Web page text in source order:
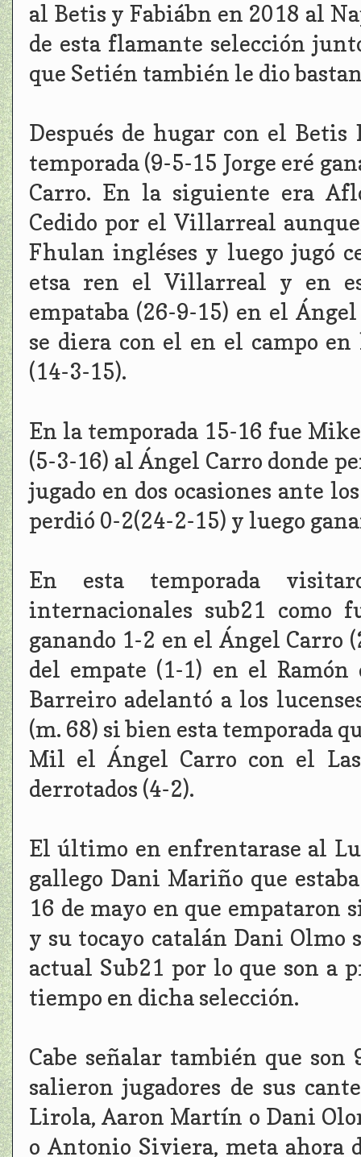
al Betis y Fabiábn en 2018 al
de esta flamante selección
que Setién también le dio
Después de hugar con el
temporada (9-5-15 Jorge eré
Carro. En la siguiente era
Cedido por el Villarreal
Fhulan ingléses y luego jugó
etsa ren el Villarreal y en
empataba (26-9-15) en el
se diera con el en el campo
(14-3-15).
En la temporada 15-16 fue
(5-3-16) al Ángel Carro donde
jugado en dos ocasiones ante
perdió 0-2(24-2-15) y luego
En esta temporada
internacionales sub21 como
ganando 1-2 en el Ángel Carro
del empate (1-1) en el Ramón
Barreiro adelantó a los
(m. 68) si bien esta temporada
Mil el Ángel Carro con el
derrotados (4-2).
El último en enfrentarase al
gallego Dani Mariño que
16 de mayo en que empataron
y su tocayo catalán Dani Olmo
actual Sub21 por lo que son a
tiempo en dicha selección.
Cabe señalar también que son
salieron jugadores de sus
Lirola, Aaron Martín o Dani
o Antonio Siviera, meta ahora